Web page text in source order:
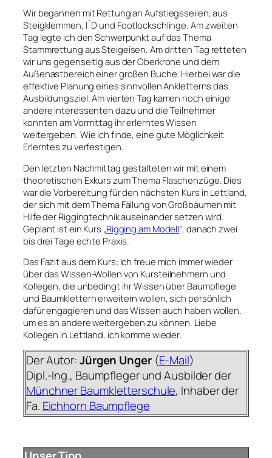
Wir begannen mit Rettung an Aufstiegsseilen, aus
Steigklemmen, I´D und Footlockschlinge. Am zweiten
Tag legte ich den Schwerpunkt auf das Thema
Stammrettung aus Steigeisen. Am dritten Tag retteten
wir uns gegenseitig aus der Oberkrone und dem
Außenastbereich einer großen Buche. Hierbei war die
effektive Planung eines sinnvollen Ankletterns das
Ausbildungsziel. Am vierten Tag kamen noch einige
andere Interessenten dazu und die Teilnehmer
konnten am Vormittag ihr erlerntes Wissen
weitergeben. Wie ich finde, eine gute Möglichkeit
Erlerntes zu verfestigen.
Den letzten Nachmittag gestalteten wir mit einem
theoretischen Exkurs zum Thema Flaschenzüge. Dies
war die Vorbereitung für den nächsten Kurs in Lettland,
der sich mit dem Thema Fällung von Großbäumen mit
Hilfe der Riggingtechnik auseinander setzen wird.
Geplant ist ein Kurs „Rigging am Modell“, danach zwei
bis drei Tage echte Praxis.
Das Fazit aus dem Kurs: Ich freue mich immer wieder
über das Wissen-Wollen von Kursteilnehmern und
Kollegen, die unbedingt ihr Wissen über Baumpflege
und Baumklettern erweitern wollen, sich persönlich
dafür engagieren und das Wissen auch haben wollen,
um es an andere weitergeben zu können. Liebe
Kollegen in Lettland, ich komme wieder.
Der Autor:Jürgen Unger(E-Mail)
Dipl.-Ing., Baumpfleger und Ausbilder der
Münchner Baumkletterschule, Inhaber der
Fa. Eichhorn Baumpflege